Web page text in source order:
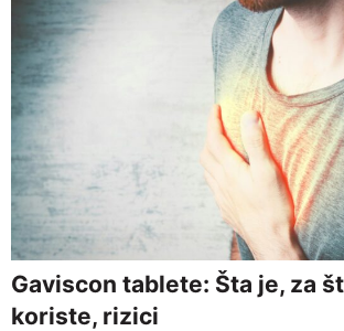
Gaviscon tablete: Šta je, za
koriste, rizici